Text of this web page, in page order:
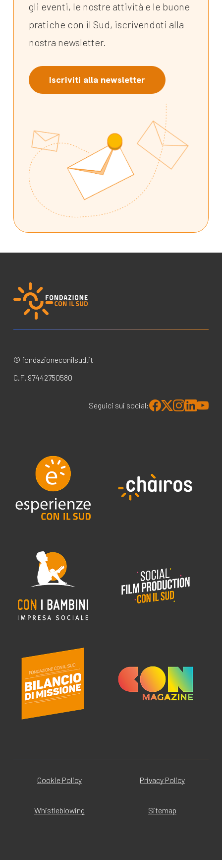
gli eventi, le nostre attività e le buone
pratiche con il Sud, iscrivendoti alla
nostra newsletter.
Iscriviti alla newsletter
© fondazioneconilsud.it
C.F. 97442750580
Seguici sui social:
Cookie Policy Privacy Policy
Whistleblowing Sitemap